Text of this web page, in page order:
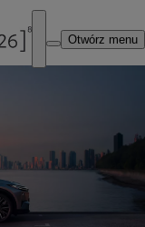
Otwórz menu